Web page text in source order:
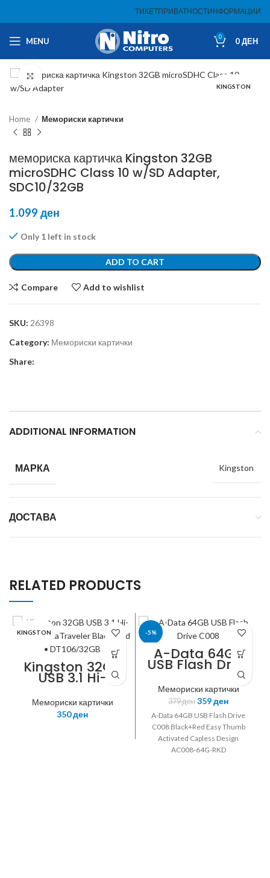
ТИКЕТПРИВАТНОСТИНФОРМАЦИИ
MENU 0 0ДЕН
KINGSTON
Click to enlarge
Home Мемориски картички
мемориска картичка Kingston 32GB
microSDHC Class 10 w/SD Adapter,
SDC10/32GB
1.099 ден
Only 1 left in stock
ADD TO CART
Compare Add to wishlist
SKU: 26398
Category: Мемориски картички
Share:
ADDITIONAL INFORMATION
МАРКА Kingston
ДОСТАВА
RELATED PRODUCTS
KINGSTON
Kingston 32GB
USB 3.1 Hi-
Speed
DataTraveler
Black/Red •
DT106/32GB
Мемориски картички
350ден
-5%
A-DATA
A-Data 64GB
USB Flash Drive
C008
Мемориски картички
379ден 359ден
A-Data 64GB USB Flash Drive
C008 Black+Red Easy Thumb
Activated Capless Design
AC008-64G-RKD